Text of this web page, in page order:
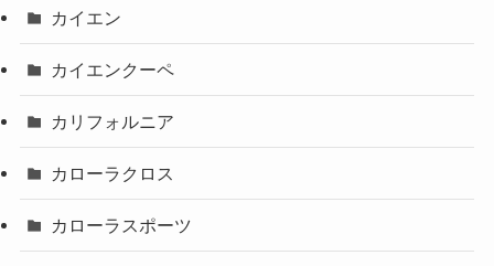
カイエン
カイエンクーペ
カリフォルニア
カローラクロス
カローラスポーツ